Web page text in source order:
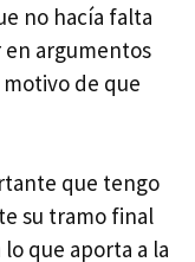
no hacía falta
argumentos
de que
que tengo
su tramo final
que aporta a la